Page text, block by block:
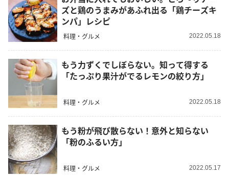
ズと鶏のうまみがあふれ出る「鶏チーズキ
ンパ」レシピ
料理・グルメ 2022.05.18
もう力ずくでしぼらない。知って得する
「たっぷり果汁がでるレモンの絞り方」
料理・グルメ 2022.05.18
もう粉が飛び散らない！意外と知らない
「粉のふるい方」
料理・グルメ 2022.05.17